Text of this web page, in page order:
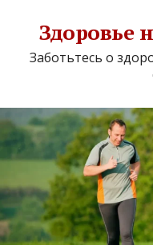
Здоровье
Заботьтесь о